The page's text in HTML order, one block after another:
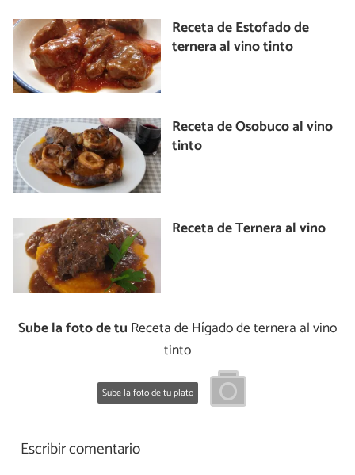
Receta de Estofado de
ternera al vino tinto
Receta de Osobuco al vino
tinto
Receta de Ternera al vino
Sube la foto de tu Receta de Hígado de ternera al vino
tinto
Sube la foto de tu plato
Escribir comentario